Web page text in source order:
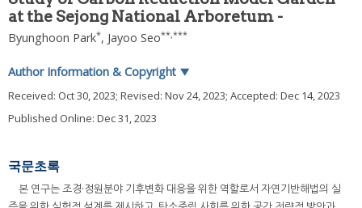
at the Sejong National Arboretum -
Byunghoon Park*, Jayoo Seo**,***
Author Information & Copyright ▼
Received: Oct 30, 2023; Revised: Nov 24, 2023; Accepted: Dec 14, 2023
Published Online: Dec 31, 2023
국문초록
본 연구는 조경·정원분야 기후변화 대응을 위한 역할로서 자연기반해법의 실